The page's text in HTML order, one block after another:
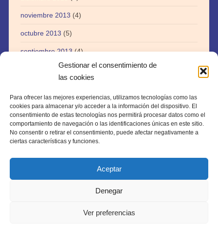
Gestionar el consentimiento de
las cookies
Para ofrecer las mejores experiencias, utilizamos tecnologías como las
cookies para almacenar y/o acceder a la información del dispositivo. El
consentimiento de estas tecnologías nos permitirá procesar datos como el
comportamiento de navegación o las identificaciones únicas en este sitio.
No consentir o retirar el consentimiento, puede afectar negativamente a
ciertas características y funciones.
Aceptar
Denegar
Ver preferencias
noviembre 2013 (4)
octubre 2013 (5)
septiembre 2013(4)
(5)
abril 2013(1)
agosto 2012(1)
julio 2012(1)
Copyright © 2026 · webtiki.es